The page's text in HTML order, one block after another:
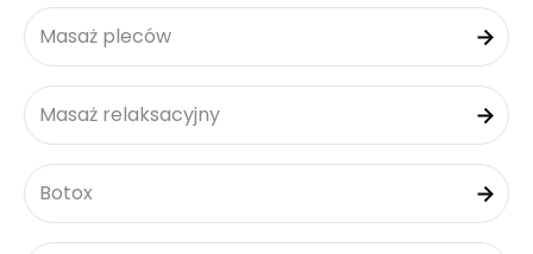
Masaż pleców
Masaż relaksacyjny
Botox